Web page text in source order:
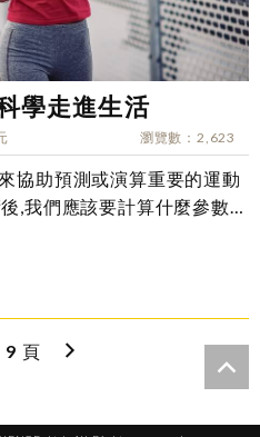
學走進生活
瀏覽數 2,623
協助預測或演算重要的運動
,我們應該要計算什麼參數？
道參數的意義後要怎麼做？..
9 頁